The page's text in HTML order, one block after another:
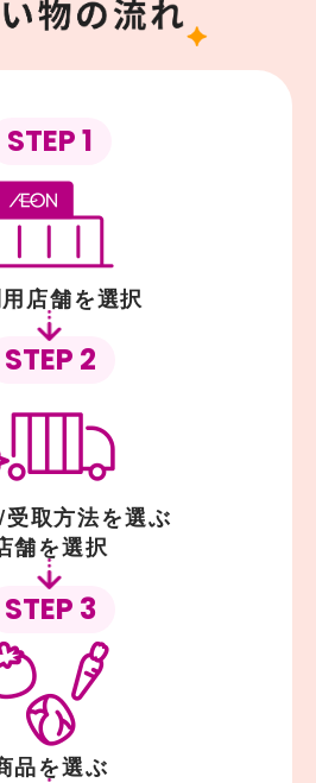
STEP 1
店舗を選択
STEP 2
取方法を選ぶ
舗を選択
STEP 3
品を選ぶ